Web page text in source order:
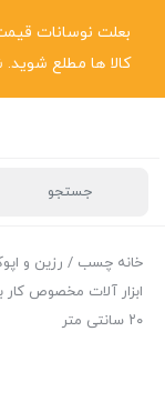
بعلت نوسانات
کالا ها مطلع شوید.
خانه چسب / رزین و
ابزار آلات مخصوص کار
۲۰ سانتی متر